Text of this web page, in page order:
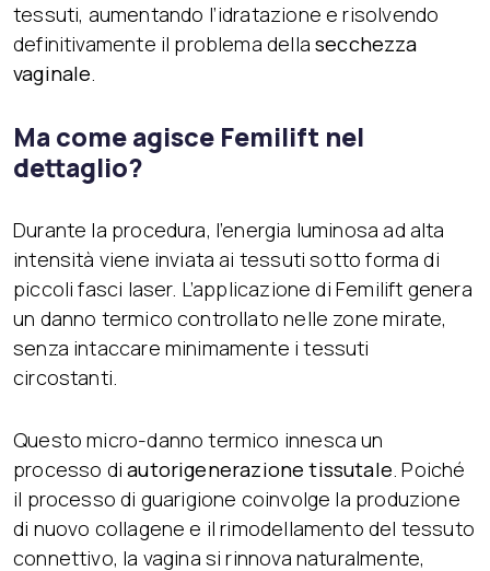
tessuti, aumentando l’idratazione e risolvendo
definitivamente il problema dellasecchezza
vaginale.
Ma come agisce Femilift nel
dettaglio?
Durante la procedura, l’energia luminosa ad alta
intensità viene inviata ai tessuti sotto forma di
piccoli fasci laser. L’applicazione di Femilift genera
un danno termico controllato nelle zone mirate,
senza intaccare minimamente i tessuti
circostanti.
Questo micro-danno termico innesca un
processo diautorigenerazione tissutale. Poiché
il processo di guarigione coinvolge la produzione
di nuovo collagene e il rimodellamento del tessuto
connettivo, la vagina si rinnova naturalmente,